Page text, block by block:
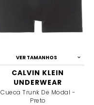
VER TAMANHOS
CALVIN KLEIN
UNDERWEAR
Cueca Trunk De Modal -
Preto